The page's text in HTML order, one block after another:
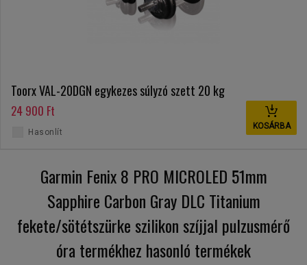
Toorx VAL-20DGN egykezes súlyzó szett 20 kg
24 900 Ft
KOSÁRBA
Hasonlít
Garmin Fenix 8 PRO MICROLED 51mm
Sapphire Carbon Gray DLC Titanium
fekete/sötétszürke szilikon szíjjal pulzusmérő
óra termékhez hasonló termékek